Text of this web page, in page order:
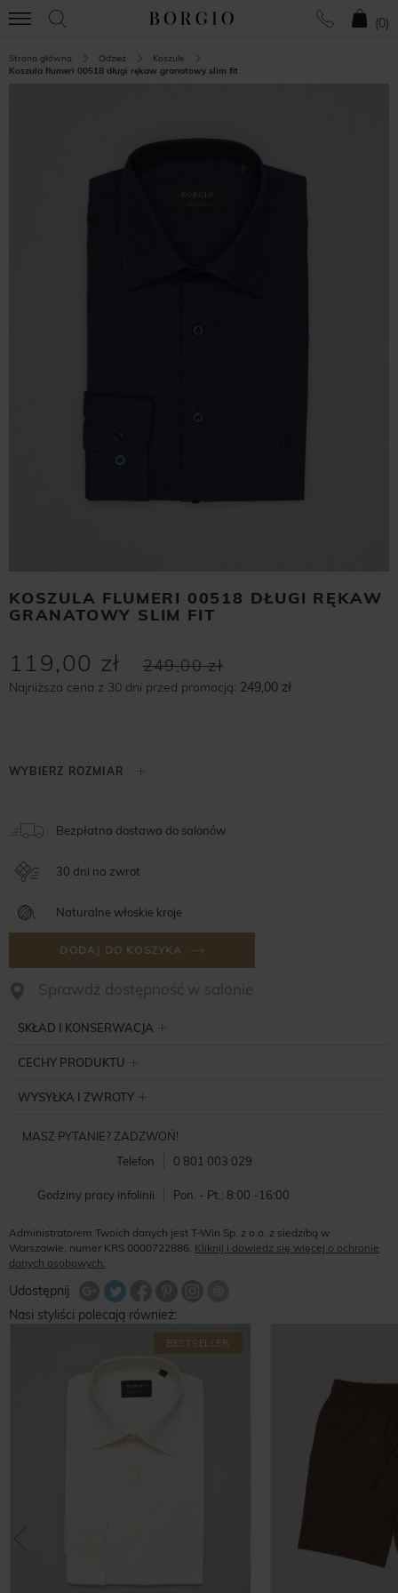
(0)
Strona główna Odzież
Koszule
Koszula flumeri 00518 długi rękaw granatowy slim fit
KOSZULA FLUMERI 00518 DŁUGI RĘKAW
GRANATOWY SLIM FIT
249,00 zł
119,00 zł
Najniższa cena z 30 dni przed promocją: 249,00 zł
Bezpłatna dostawa do salonów
30 dni na zwrot
Naturalne włoskie kroje
DODAJ DO KOSZYKA
Sprawdż dostępność w salonie
SKŁAD I KONSERWACJA
CECHY PRODUKTU
WYSYŁKA I ZWROTY
MASZ PYTANIE? ZADZWOŃ!
Telefon
0 801 003 029
Godziny pracy infolinii Pon. - Pt.: 8:00 -16:00
Administratorem Twoich danych jest T-Win Sp. z o.o. z siedzibą w
Warszawie, numer KRS 0000722886. Kliknij i dowiedz się więcej o ochronie
danych osobowych.
Udostępnij
Share FacebookUdostępnij na Google+
Udostępnij na Google+
Nasi styliści polecają również:
BESTSELLER